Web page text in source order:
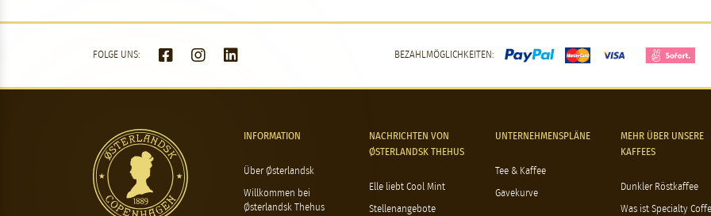
FOLGE UNS: BEZAHLMÖGLICHKEITEN:
INFORMATION
Über Østerlandsk
Willkommen bei
Østerlandsk Thehus
NACHRICHTEN VON
ØSTERLANDSK THEHUS
Elle liebt Cool Mint
Stellenangebote
UNTERNEHMENSPLÄNE
Tee & Kaffee
Gavekurve
MEHR ÜBER UNSERE
KAFFEES
Dunkler Röstkaffee
Was ist Specialty